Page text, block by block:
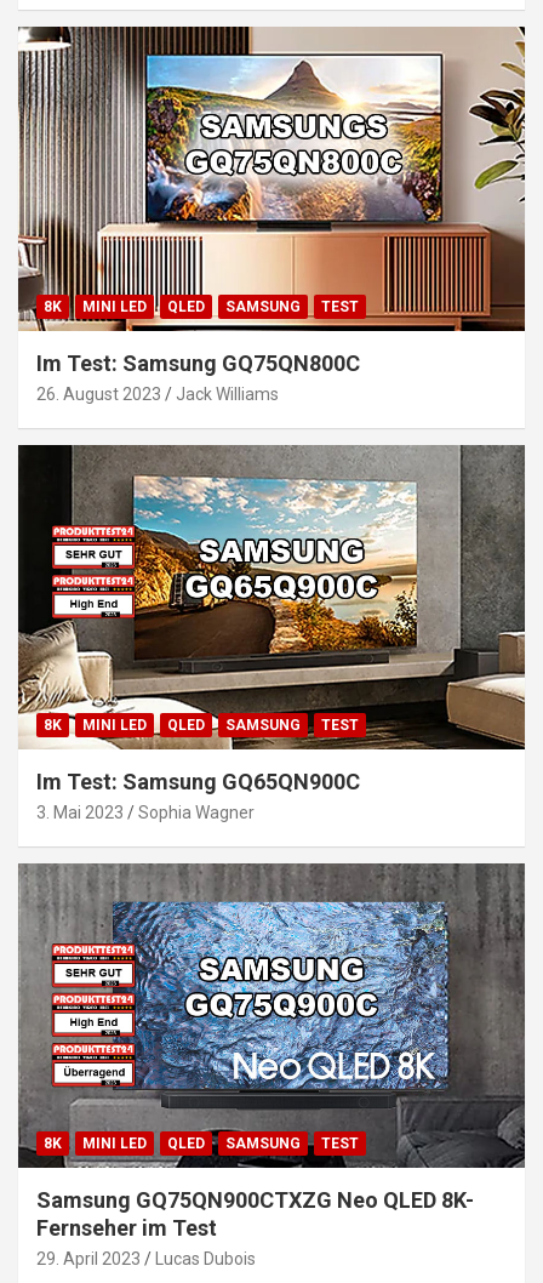
8K MINI LED QLED SAMSUNG TEST
Im Test: Samsung GQ75QN800C
26. August 2023 Jack Williams
8K MINI LED QLED SAMSUNG TEST
Im Test: Samsung GQ65QN900C
3. Mai 2023 Sophia Wagner
8K MINI LED QLED SAMSUNG TEST
Samsung GQ75QN900CTXZG Neo QLED 8K-
Fernseher im Test
29. April 2023 Lucas Dubois